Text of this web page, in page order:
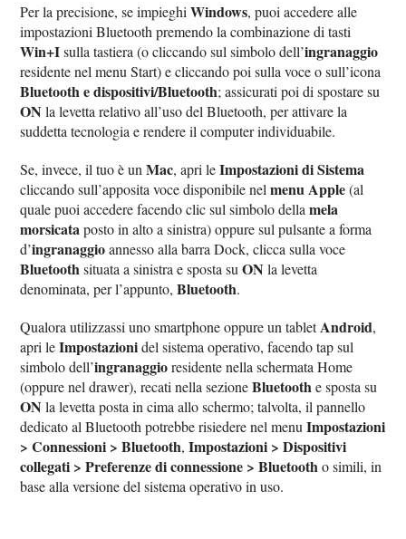
Per la precisione, se impieghiWindows, puoi accedere alle
impostazioni Bluetooth premendo la combinazione di tasti
Win+Isulla tastiera (o cliccando sul simbolo dell’ingranaggio
residente nel menu Start) e cliccando poi sulla voce o sull’icona
Bluetooth e dispositivi/Bluetooth; assicurati poi di spostare su
ON la levetta relativo all’uso del Bluetooth, per attivare la
suddetta tecnologia e rendere il computer individuabile.
Se, invece, il tuo è unMac, apri leImpostazioni di Sistema
cliccando sull’apposita voce disponibile nelmenu Apple(al
quale puoi accedere facendo clic sul simbolo dellamela
morsicataposto in alto a sinistra) oppure sul pulsante a forma
d’ingranaggioannesso alla barra Dock, clicca sulla voce
Bluetoothsituata a sinistra e sposta suON la levetta
denominata, per l’appunto,Bluetooth.
Qualora utilizzassi uno smartphone oppure un tabletAndroid,
apri leImpostazionidel sistema operativo, facendo tap sul
simbolo dell’ingranaggioresidente nella schermata Home
(oppure nel drawer), recati nella sezioneBluetoothe sposta su
ON la levetta posta in cima allo schermo; talvolta, il pannello
dedicato al Bluetooth potrebbe risiedere nel menuImpostazioni
> Connessioni > Bluetooth,Impostazioni > Dispositivi
collegati > Preferenze di connessione > Bluetootho simili, in
base alla versione del sistema operativo in uso.